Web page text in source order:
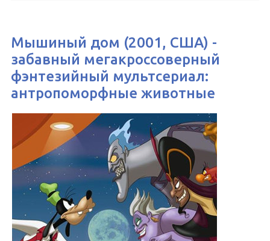
Мышиный дом (2001, США) -
забавный мегакроссоверный
фэнтезийный мультсериал:
антропоморфные животные